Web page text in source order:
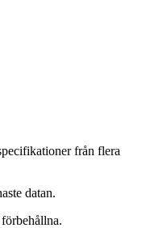
från flera
datan.